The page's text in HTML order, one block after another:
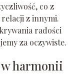
co z
z innymi.
radości
za oczywiste.
harmonii